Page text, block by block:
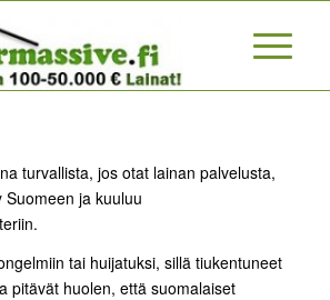
turvallista, jos otat lainan palvelusta,
ja kuuluu
tai huijatuksi, sillä tiukentuneet
pitävät huolen, että suomalaiset